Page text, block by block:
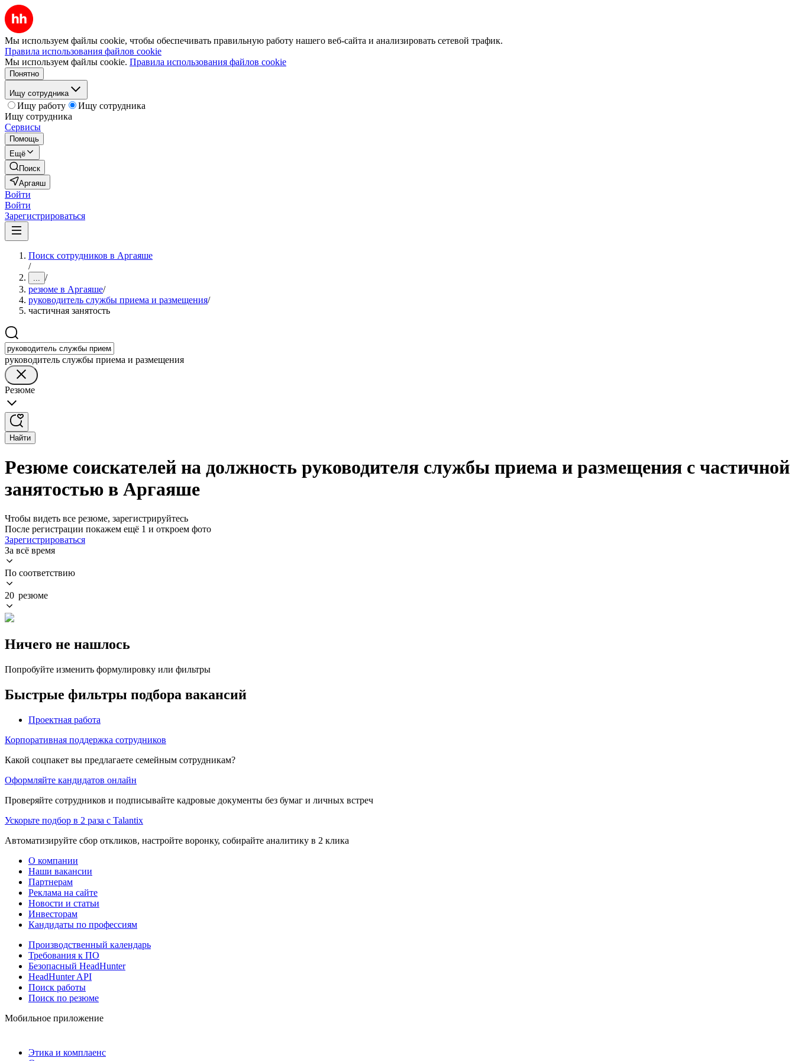
Мы используем файлы cookie, чтобы обеспечивать правильную работу нашего веб-сайта и анализировать сетевой трафик.
Правила использования файлов cookie
Мы используем файлы cookie. Правила использования файлов cookie
Понятно
Ищу сотрудника
Ищу работу
Ищу сотрудника
Ищу сотрудника
Сервисы
Помощь
Ещё
Поиск
Аргаяш
Войти
Войти
Зарегистрироваться
Поиск сотрудников в Аргаяше
/
... /
резюме в Аргаяше/
руководитель службы приема и размещения/
частичная занятость
руководитель службы приема и размещения
Резюме
Найти
Резюме соискателей на должность руководителя службы приема и размещения с частичной
занятостью в Аргаяше
Чтобы видеть все резюме, зарегистрируйтесь
После регистрации покажем ещё 1 и откроем фото
Зарегистрироваться
За всё время
По соответствию
20 резюме
Ничего не нашлось
Попробуйте изменить формулировку или фильтры
Быстрые фильтры подбора вакансий
Проектная работа
Корпоративная поддержка сотрудников
Какой соцпакет вы предлагаете семейным сотрудникам?
Оформляйте кандидатов онлайн
Проверяйте сотрудников и подписывайте кадровые документы без бумаг и личных встреч
Ускорьте подбор в 2 раза с Talantix
Автоматизируйте сбор откликов, настройте воронку, собирайте аналитику в 2 клика
О компании
Наши вакансии
Партнерам
Реклама на сайте
Новости и статьи
Инвесторам
Кандидаты по профессиям
Производственный календарь
Требования к ПО
Безопасный HeadHunter
HeadHunter API
Поиск работы
Поиск по резюме
Мобильное приложение
Этика и комплаенс